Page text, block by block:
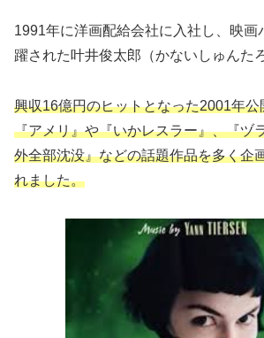
1991年に洋画配給会社に入社し、映画
躍された叶井俊太郎（かないしゅんた
興収16億円のヒットとなった2001年
『アメリ』や『いかレスラー』、『ヅ
外全部沈没』などの話題作品を多く企
れました。